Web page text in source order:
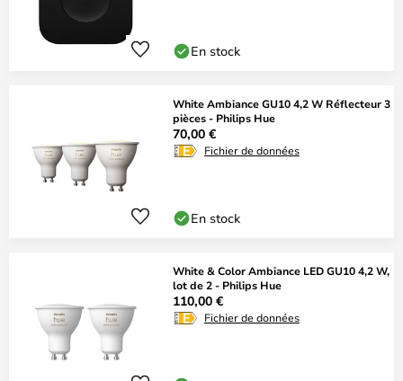
En stock
White Ambiance GU10 4,2 W Réflecteur 3
pièces - Philips Hue
70,00 €
Fichier de données
En stock
White & Color Ambiance LED GU10 4,2 W,
lot de 2 - Philips Hue
110,00 €
Fichier de données